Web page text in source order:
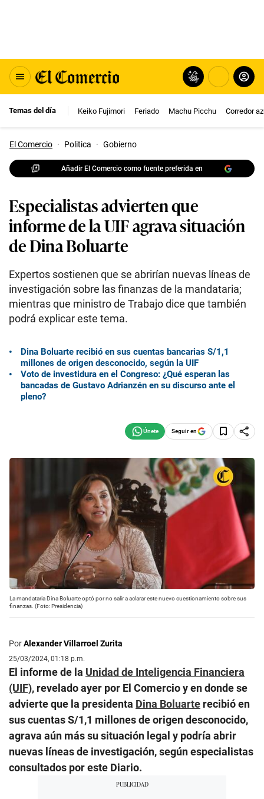
Temas del día Keiko Fujimori Feriado Machu Picchu Corredor
El Comercio · Politica · Gobierno
Añadir El Comercio como fuente preferida en
Especialistas advierten que
informe de la UIF agrava situación
de Dina Boluarte
Expertos sostienen que se abrirían nuevas líneas de
investigación sobre las finanzas de la mandataria;
mientras que ministro de Trabajo dice que también
podrá explicar este tema.
Dina Boluarte recibió en sus cuentas bancarias S/1,1
millones de origen desconocido, según la UIF
Voto de investidura en el Congreso: ¿Qué esperan las
bancadas de Gustavo Adrianzén en su discurso ante el
pleno?
Seguir en
La mandataria Dina Boluarte optó por no salir a aclarar este nuevo cuestionamiento sobre sus
finanzas. (Foto: Presidencia)
PorAlexander Villarroel Zurita
25/03/2024, 01:18 p.m.
El informe de la Unidad de Inteligencia Financiera
(UIF), revelado ayer por El Comercio y en donde se
advierte que la presidenta Dina Boluarte recibió en
sus cuentas S/1,1 millones de origen desconocido,
agrava aún más su situación legal y podría abrir
nuevas líneas de investigación, según especialistas
consultados por este Diario.